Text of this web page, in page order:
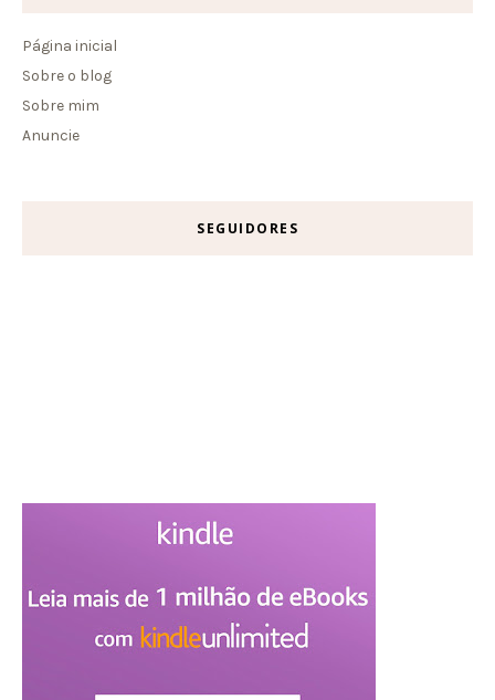
Página inicial
Sobre o blog
Sobre mim
Anuncie
SEGUIDORES